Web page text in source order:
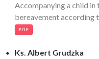
Accompanying a child in
bereavement according
PDF
Ks. Albert Grudzka